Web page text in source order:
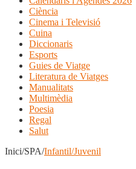
Ciència
Cinema i Televisió
Cuina
Diccionaris
Esports
Guies de Viatge
Literatura de Viatges
Manualitats
Multimèdia
Poesia
Regal
Salut
Inici/SPA/Infantil/Juvenil